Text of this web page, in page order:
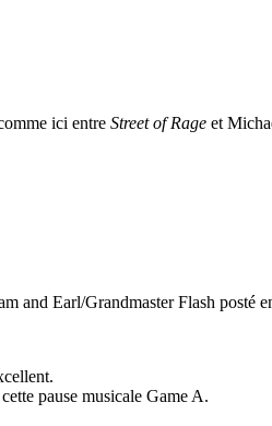
ici entre Street of Rage et
and Earl/Grandmaster Flash posté
pause musicale Game A.